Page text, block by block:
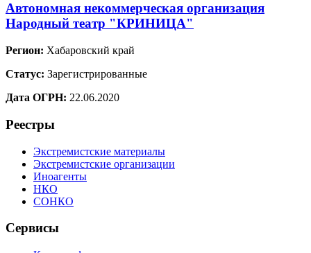
Автономная некоммерческая организация
Народный театр "КРИНИЦА"
Регион: Хабаровский край
Статус: Зарегистрированные
Дата ОГРН: 22.06.2020
Реестры
Экстремистские материалы
Экстремистские организации
Иноагенты
НКО
СОНКО
Сервисы